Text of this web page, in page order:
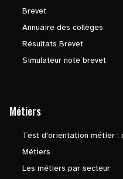
Brevet
Annuaire des collèges
Résultats Brevet
Simulateur note brevet
Métiers
Test d'orientation métier :
Métiers
Les métiers par secteur